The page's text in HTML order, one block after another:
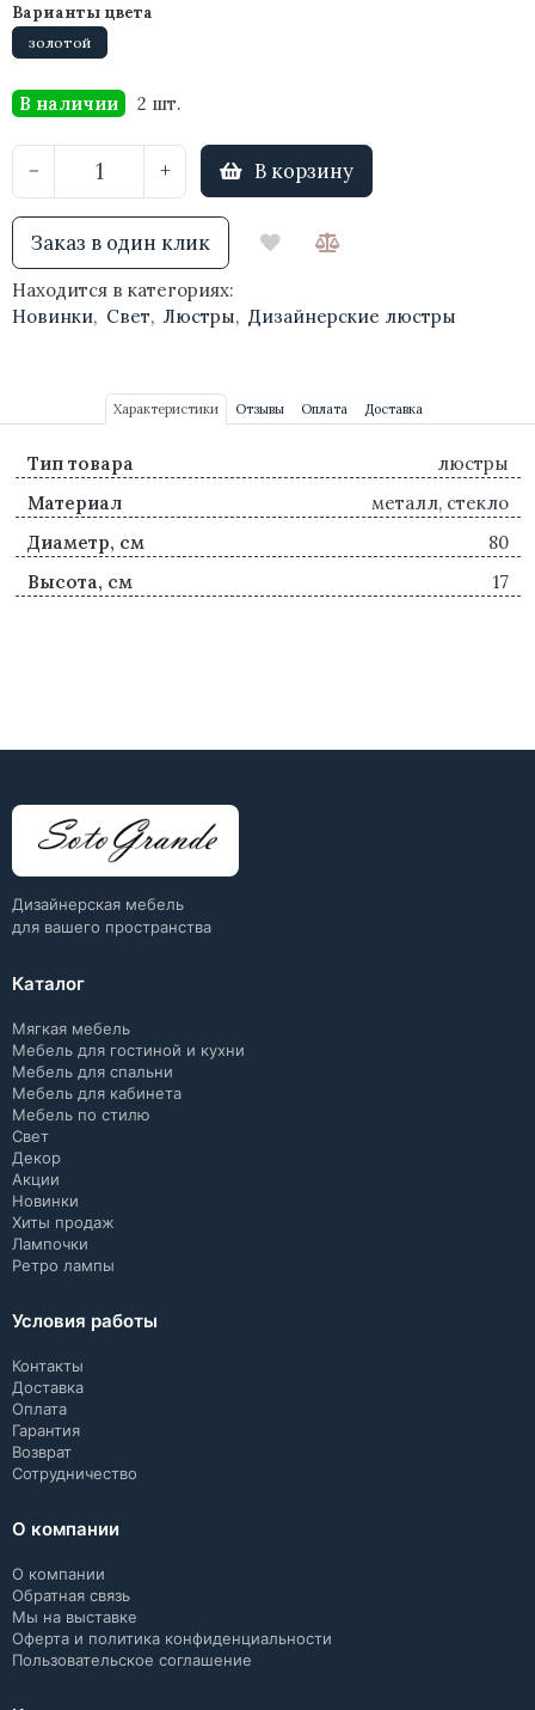
Варианты цвета
золотой
В наличии 2 шт.
− + В корзину
Заказ в один клик
Находится в категориях:
Новинки, Свет, Люстры, Дизайнерские люстры
Характеристики Отзывы Оплата Доставка
Тип товара
люстры
Материал
металл, стекло
Диаметр, см
80
Высота, см
17
Дизайнерская мебель
для вашего пространства
Каталог
Мягкая мебель
Мебель для гостиной и кухни
Мебель для спальни
Мебель для кабинета
Мебель по стилю
Свет
Декор
Акции
Новинки
Хиты продаж
Лампочки
Ретро лампы
Условия работы
Контакты
Доставка
Оплата
Гарантия
Возврат
Сотрудничество
О компании
О компании
Обратная связь
Мы на выставке
Оферта и политика конфиденциальности
Пользовательское соглашение